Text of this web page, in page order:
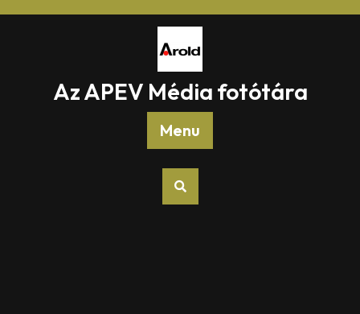
Az APEV Média fotótára
Menu